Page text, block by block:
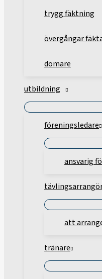
trygg fäktning
övergångar
domare
utbildning
föreningsledare
ansvarig
att
tränare